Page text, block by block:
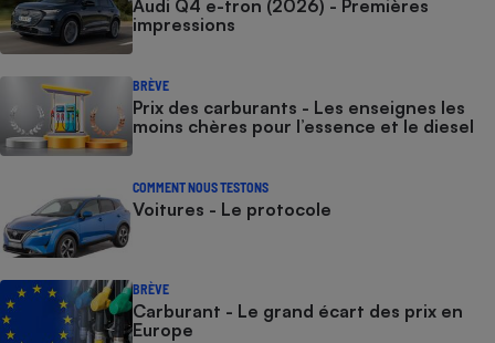
Audi Q4 e-tron (2026) - Premières
impressions
BRÈVE
Prix des carburants - Les enseignes les
moins chères pour l’essence et le diesel
COMMENT NOUS TESTONS
Voitures - Le protocole
BRÈVE
Carburant - Le grand écart des prix en
Europe